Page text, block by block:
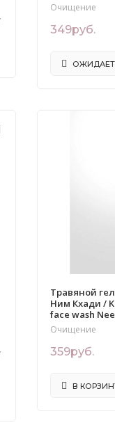
Очищение
349руб.
Травяной
Ним Кхади /
face wash
Очищение
359руб.
В